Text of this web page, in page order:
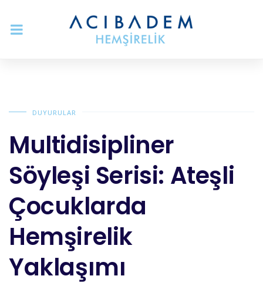
DUYURULAR
Multidisipliner
Söyleşi Serisi: Ateşli
Çocuklarda
Hemşirelik
Yaklaşımı